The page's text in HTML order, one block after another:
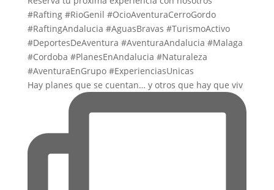
Hay planes que se cuentan… y otros que hay que viv